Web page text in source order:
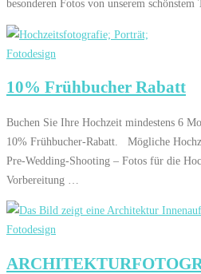
besonderen Fotos von unserem
Fotodesign
10% Frühbucher Rabatt
Buchen Sie Ihre Hochzeit mindestens 6
10% Frühbucher-Rabatt. Mögliche
Pre-Wedding-Shooting – Fotos für die
Vorbereitung …
Fotodesign